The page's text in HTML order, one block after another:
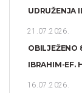
UDRUŽENJA
21.07.2026.
OBILJEŽENO
IBRAHIM-EF.
16.07.2026.